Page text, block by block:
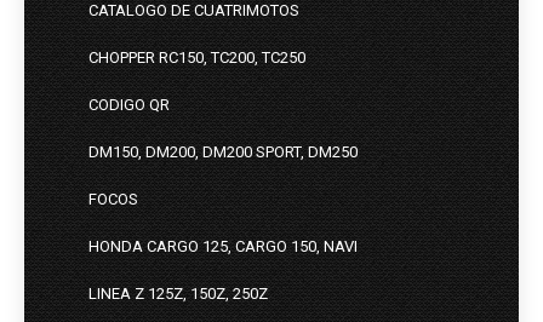
CATALOGO DE CUATRIMOTOS
CHOPPER RC150, TC200, TC250
CODIGO QR
DM150, DM200, DM200 SPORT, DM250
FOCOS
HONDA CARGO 125, CARGO 150, NAVI
LINEA Z 125Z, 150Z, 250Z